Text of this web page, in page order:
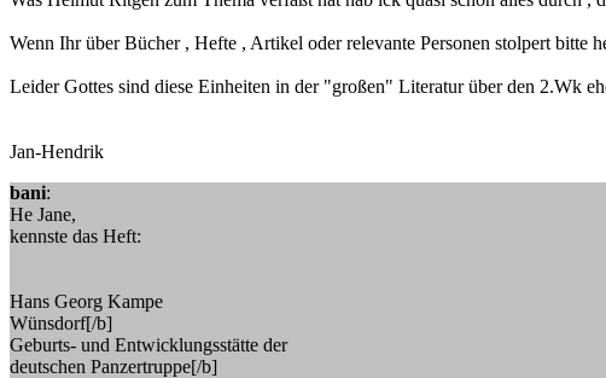
Wenn Ihr über Bücher , Hefte , Artikel oder relevante Personen stolpert bitte
Leider Gottes sind diese Einheiten in der "großen" Literatur über den 2.Wk
Jan-Hendrik
bani:
He Jane,
kennste das Heft:
Hans Georg Kampe
Wünsdorf[/b]
Geburts- und Entwicklungsstätte der
deutschen Panzertruppe[/b]